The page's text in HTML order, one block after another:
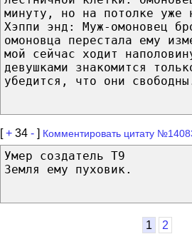
минуту, но на потолке уже
Хэппи энд: Муж-омоновец
омоновца перестала ему
мой сейчас ходит
девушками знакомится
убедится, что они
[+ 34 - ] Комментировать цитату
Умер создатель Т9
Земля ему пуховик.
1 2